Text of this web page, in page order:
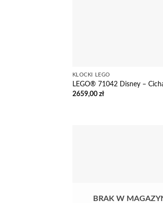
KLOCKI LEGO
LEGO® 71042 Disney –
2659,00 zł
BRAK W